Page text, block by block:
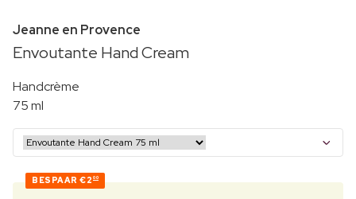
Jeanne en Provence
Envoutante Hand Cream
Handcrème
75 ml
BESPAAR €2 00